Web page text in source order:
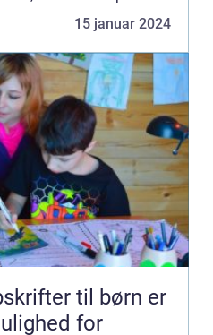
børneværelse. En
15 januar 2024
til børn er
for